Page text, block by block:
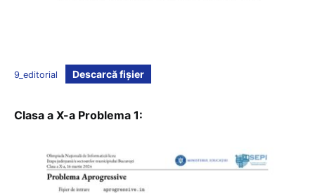
9_editorial Descarcă fișier
Clasa a X-a Problema 1: